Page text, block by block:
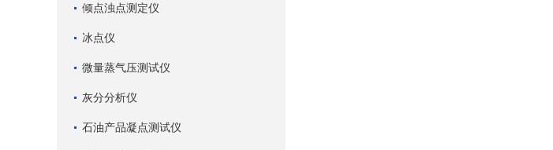
倾点浊点测定仪
冰点仪
微量蒸气压测试仪
灰分分析仪
石油产品凝点测试仪